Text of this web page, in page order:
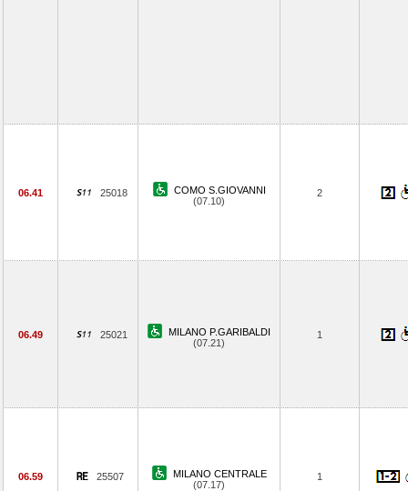
06.41 25018
COMO S.GIOVANNI
(07.10)
2
06.49 25021
MILANO P.GARIBALDI
(07.21)
1
06.59 25507
MILANO CENTRALE
(07.17)
1